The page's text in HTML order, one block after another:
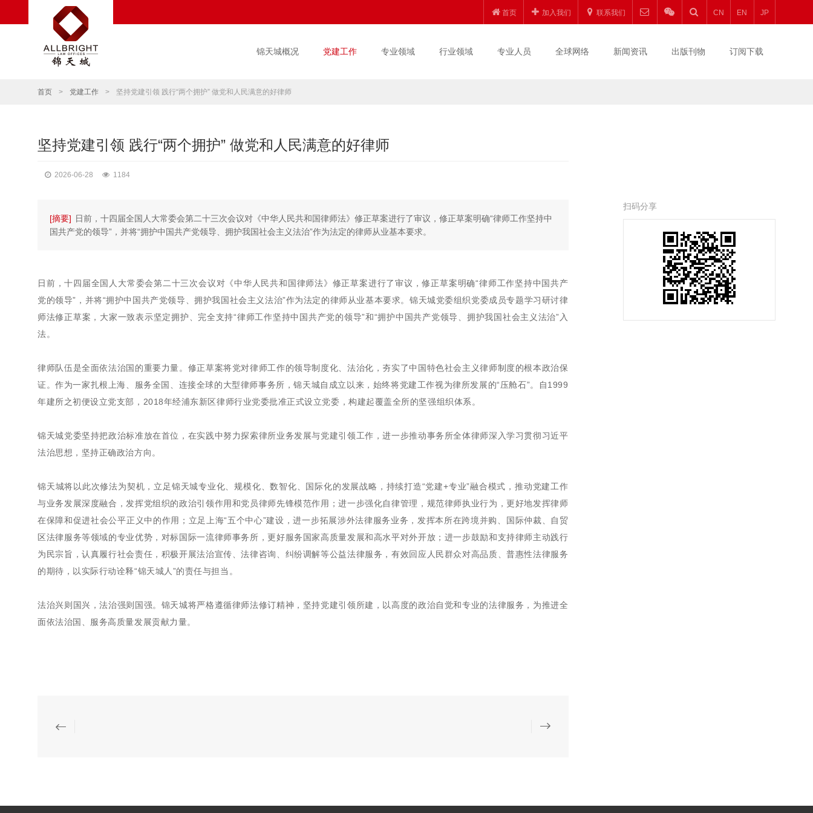
首页 加入我们 联系我们 CN EN JP
锦天城概况 党建工作 专业领域 行业领域 专业人员 全球网络 新闻资讯 出版刊物 订阅下载
首页 > 党建工作 > 坚持党建引领 践行“两个拥护” 做党和人民满意的好律师
坚持党建引领 践行“两个拥护” 做党和人民满意的好律师
2026-06-28 1184
[摘要] 日前，十四届全国人大常委会第二十三次会议对《中华人民共和国律师法》修正草案进行了审议，修正草案明确“律师工作坚持中
国共产党的领导”，并将“拥护中国共产党领导、拥护我国社会主义法治”作为法定的律师从业基本要求。
日前，十四届全国人大常委会第二十三次会议对《中华人民共和国律师法》修正草案进行了审议，修正草案明确“律师工作坚持中国共产
党的领导”，并将“拥护中国共产党领导、拥护我国社会主义法治”作为法定的律师从业基本要求。锦天城党委组织党委成员专题学习研讨律
师法修正草案，大家一致表示坚定拥护、完全支持“律师工作坚持中国共产党的领导”和“拥护中国共产党领导、拥护我国社会主义法治”入
法。
律师队伍是全面依法治国的重要力量。修正草案将党对律师工作的领导制度化、法治化，夯实了中国特色社会主义律师制度的根本政治保
证。作为一家扎根上海、服务全国、连接全球的大型律师事务所，锦天城自成立以来，始终将党建工作视为律所发展的“压舱石”。自1999
年建所之初便设立党支部，2018年经浦东新区律师行业党委批准正式设立党委，构建起覆盖全所的坚强组织体系。
锦天城党委坚持把政治标准放在首位，在实践中努力探索律所业务发展与党建引领工作，进一步推动事务所全体律师深入学习贯彻习近平
法治思想，坚持正确政治方向。
锦天城将以此次修法为契机，立足锦天城专业化、规模化、数智化、国际化的发展战略，持续打造“党建+专业”融合模式，推动党建工作
与业务发展深度融合，发挥党组织的政治引领作用和党员律师先锋模范作用；进一步强化自律管理，规范律师执业行为，更好地发挥律师
在保障和促进社会公平正义中的作用；立足上海“五个中心”建设，进一步拓展涉外法律服务业务，发挥本所在跨境并购、国际仲裁、自贸
区法律服务等领域的专业优势，对标国际一流律师事务所，更好服务国家高质量发展和高水平对外开放；进一步鼓励和支持律师主动践行
为民宗旨，认真履行社会责任，积极开展法治宣传、法律咨询、纠纷调解等公益法律服务，有效回应人民群众对高品质、普惠性法律服务
的期待，以实际行动诠释“锦天城人”的责任与担当。
法治兴则国兴，法治强则国强。锦天城将严格遵循律师法修订精神，坚持党建引领所建，以高度的政治自觉和专业的法律服务，为推进全
面依法治国、服务高质量发展贡献力量。
扫码分享